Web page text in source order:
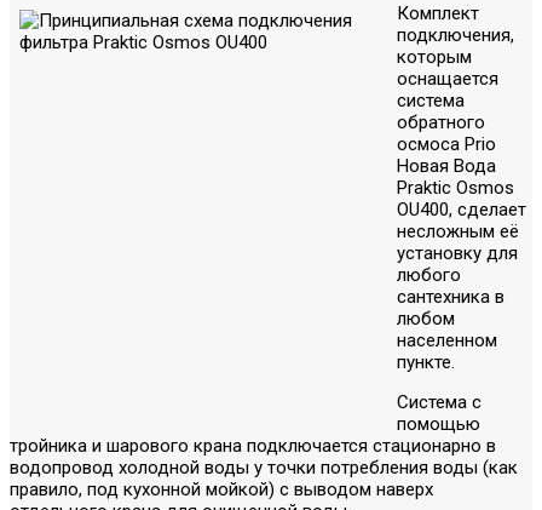
Комплект
подключения,
которым
оснащается
система
обратного
осмоса Prio
Новая Вода
Praktic Osmos
OU400, сделает
несложным её
установку для
любого
сантехника в
любом
населенном
пункте.
Система с
помощью
тройника и шарового крана подключается стационарно в
водопровод холодной воды у точки потребления воды (как
правило, под кухонной мойкой) с выводом наверх